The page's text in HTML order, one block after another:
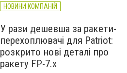
НОВИНИ КОМПАНІЙ
У рази дешевша за ракети-
перехоплювачі для Patriot:
розкрито нові деталі про
ракету FP-7.x